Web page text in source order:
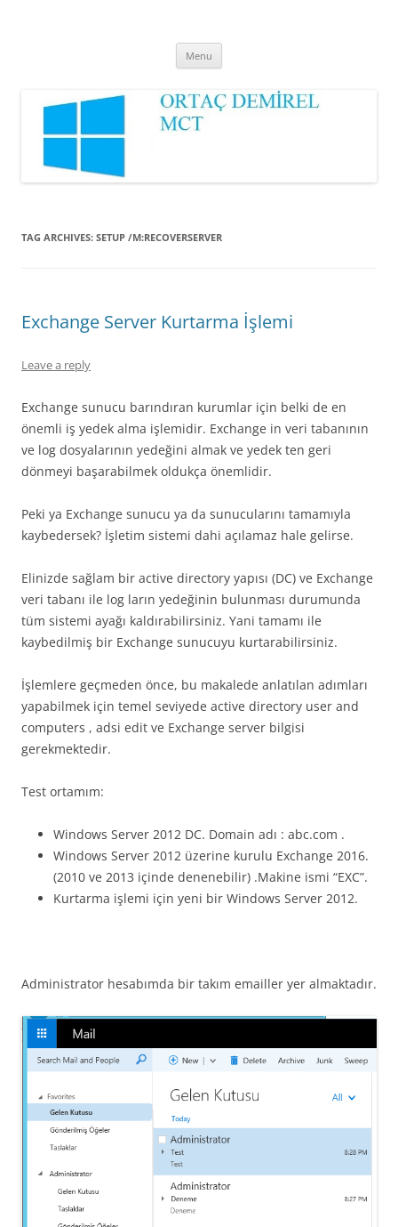
Menu
TAG ARCHIVES: SETUP /M:RECOVERSERVER
Exchange Server Kurtarma İşlemi
Leave a reply
Exchange sunucu barındıran kurumlar için belki de en
önemli iş yedek alma işlemidir. Exchange in veri tabanının
ve log dosyalarının yedeğini almak ve yedek ten geri
dönmeyi başarabilmek oldukça önemlidir.
Peki ya Exchange sunucu ya da sunucularını tamamıyla
kaybedersek? İşletim sistemi dahi açılamaz hale gelirse.
Elinizde sağlam bir active directory yapısı (DC) ve Exchange
veri tabanı ile log ların yedeğinin bulunması durumunda
tüm sistemi ayağı kaldırabilirsiniz. Yani tamamı ile
kaybedilmiş bir Exchange sunucuyu kurtarabilirsiniz.
İşlemlere geçmeden önce, bu makalede anlatılan adımları
yapabilmek için temel seviyede active directory user and
computers , adsi edit ve Exchange server bilgisi
gerekmektedir.
Test ortamım:
Windows Server 2012 DC. Domain adı : abc.com .
Windows Server 2012 üzerine kurulu Exchange 2016.
(2010 ve 2013 içinde denenebilir) .Makine ismi “EXC”.
Kurtarma işlemi için yeni bir Windows Server 2012.
Administrator hesabımda bir takım emailler yer almaktadır.